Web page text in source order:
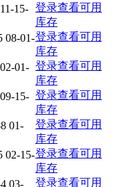
15- 登录查看可用
库存
08-01-登录查看可用
库存
01- 登录查看可用
库存
15- 登录查看可用
库存
01-
登录查看可用
库存
02-15-登录查看可用
库存
03-
登录查看可用